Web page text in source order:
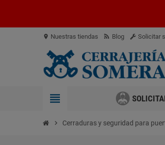
location_on Nuestras tiendas Blog Solicitar
view_headline
chevron_right Cerraduras y seguridad para